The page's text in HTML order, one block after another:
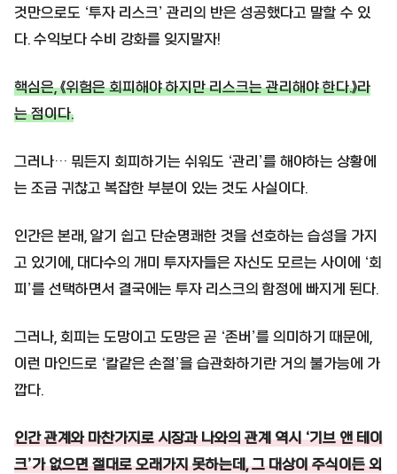
것만으로도 ‘투자 리스크’ 관리의 반은 성공했다고 말할 수 있
다. 수익보다 수비 강화를 잊지말자!
핵심은, 《위험은 회피해야 하지만 리스크는 관리해야 한다.》라
는 점이다.
그러나… 뭐든지 회피하기는 쉬워도 ‘관리’를 해야하는 상황에
는 조금 귀찮고 복잡한 부분이 있는 것도 사실이다.
인간은 본래, 알기 쉽고 단순명쾌한 것을 선호하는 습성을 가지
고 있기에, 대다수의 개미 투자자들은 자신도 모르는 사이에 ‘회
피’를 선택하면서 결국에는 투자 리스크의 함정에 빠지게 된다.
그러나, 회피는 도망이고 도망은 곧 ‘존버’를 의미하기 때문에,
이런 마인드로 ‘칼같은 손절’을 습관화하기란 거의 불가능에 가
깝다.
인간 관계와 마찬가지로 시장과 나와의 관계 역시 ‘기브 앤 테이
크’가 없으면 절대로 오래가지 못하는데, 그 대상이 주식이든 외